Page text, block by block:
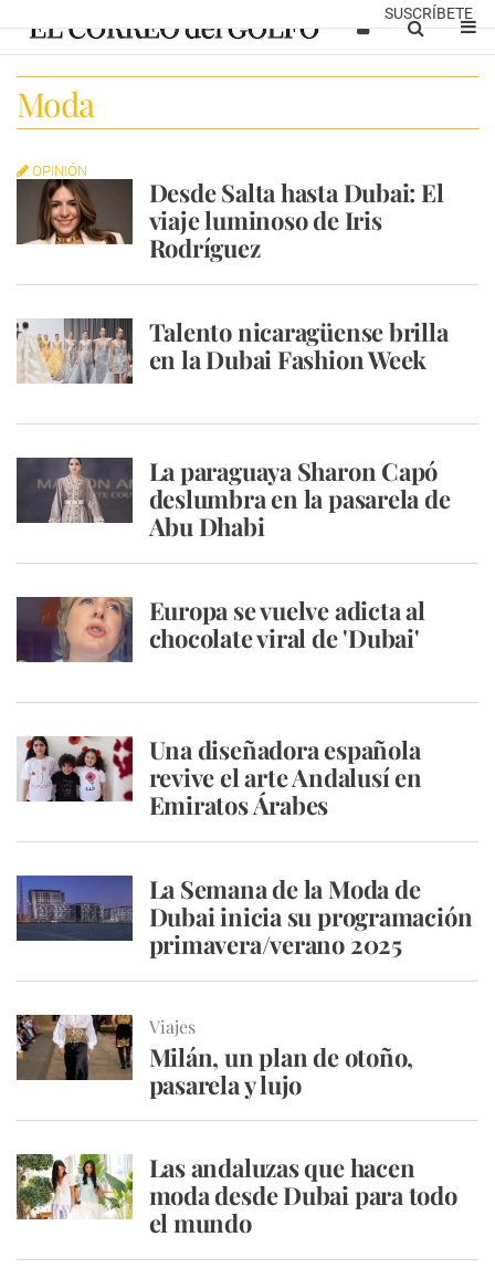
SUSCRÍBETE
Moda
OPINIÓN
Desde Salta hasta Dubai: El
viaje luminoso de Iris
Rodríguez
Talento nicaragüense brilla
en la Dubai Fashion Week
La paraguaya Sharon Capó
deslumbra en la pasarela de
Abu Dhabi
Europa se vuelve adicta al
chocolate viral de 'Dubai'
Una diseñadora española
revive el arte Andalusí en
Emiratos Árabes
La Semana de la Moda de
Dubai inicia su programación
primavera/verano 2025
Viajes
Milán, un plan de otoño,
pasarela y lujo
Las andaluzas que hacen
moda desde Dubai para todo
el mundo